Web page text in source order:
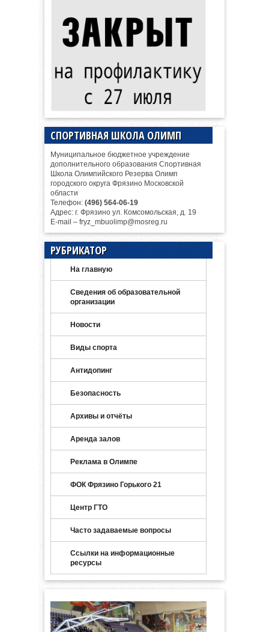
СПОРТИВНАЯ ШКОЛА ОЛИМП
Муниципальное бюджетное учреждение
дополнительного образования Спортивная
Школа Олимпийского Резерва Олимп
городского округа Фрязино Московской
области
Телефон: (496) 564-06-19
Адрес: г. Фрязино ул. Комсомольская, д. 19
E-mail – fryz_mbuolimp@mosreg.ru
РУБРИКАТОР
На главную
Сведения об образовательной
организации
Новости
Виды спорта
Антидопинг
Безопасность
Архивы и отчёты
Аренда залов
Реклама в Олимпе
ФОК Фрязино Горького 21
Центр ГТО
Часто задаваемые вопросы
Ссылки на информационные
ресурсы